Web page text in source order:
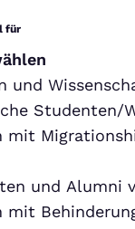
für
und
Studenten/
mit
und Alumni
mit